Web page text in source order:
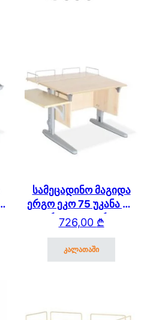
სამეცადინო მაგიდა
ერგო ეკო 75 უკანა და
გვერდითა თაროთი
726,00 ₾
კალათაში